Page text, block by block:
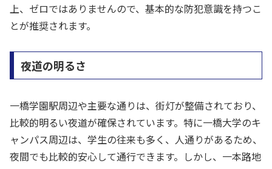
上、ゼロではありませんので、基本的な防犯意識を持つこ
とが推奨されます。
夜道の明るさ
一橋学園駅周辺や主要な通りは、街灯が整備されており、
比較的明るい夜道が確保されています。特に一橋大学のキ
ャンパス周辺は、学生の往来も多く、人通りがあるため、
夜間でも比較的安心して通行できます。しかし、一本路地